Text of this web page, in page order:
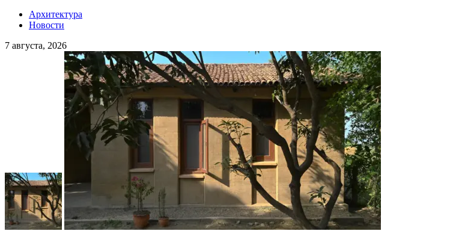
Архитектура
Новости
7 августа, 2026